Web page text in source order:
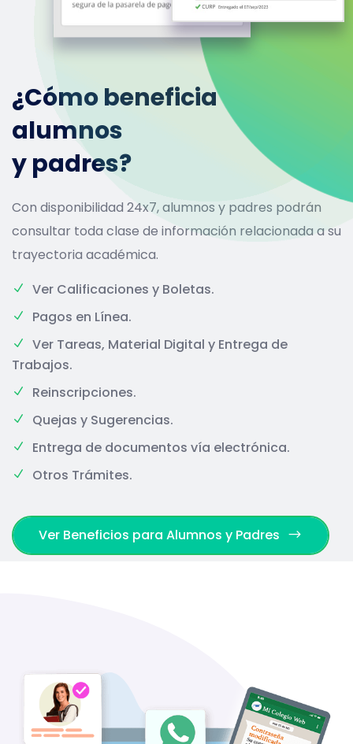
¿Cómo beneficia a
alumnos
y padres?
Con disponibilidad 24x7, alumnos y padres podrán
consultar toda clase de información relacionada a su
trayectoria académica.
Ver Calificaciones y Boletas.
Pagos en Línea.
Ver Tareas, Material Digital y Entrega de
Trabajos.
Reinscripciones.
Quejas y Sugerencias.
Entrega de documentos vía electrónica.
Otros Trámites.
Ver Beneficios para Alumnos y Padres